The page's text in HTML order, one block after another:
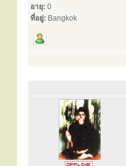
อายุ: 0
ที่อยู่: Bangkok